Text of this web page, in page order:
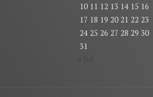
10 11 12 13 14 15 16
17 18 19 20 21 22 23
24 25 26 27 28 29 30
31